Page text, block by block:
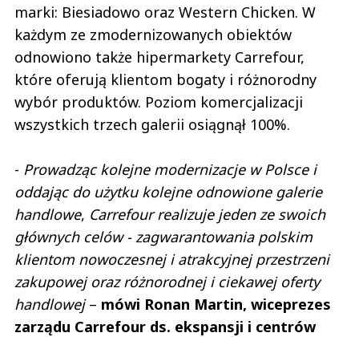
marki: Biesiadowo oraz Western Chicken. W
każdym ze zmodernizowanych obiektów
odnowiono także hipermarkety Carrefour,
które oferują klientom bogaty i różnorodny
wybór produktów. Poziom komercjalizacji
wszystkich trzech galerii osiągnął 100%.
- Prowadząc kolejne modernizacje w Polsce i
oddając do użytku kolejne odnowione galerie
handlowe, Carrefour realizuje jeden ze swoich
głównych celów - zagwarantowania polskim
klientom nowoczesnej i atrakcyjnej przestrzeni
zakupowej oraz różnorodnej i ciekawej oferty
handlowej– mówi Ronan Martin, wiceprezes
zarządu Carrefour ds. ekspansji i centrów